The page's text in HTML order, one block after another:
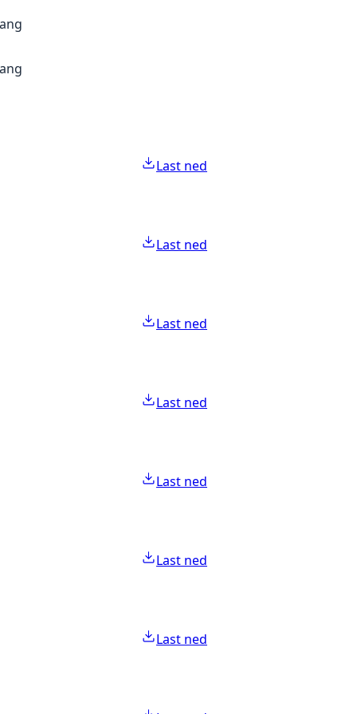
Last ned
Last ned
Last ned
Last ned
Last ned
Last ned
Last ned